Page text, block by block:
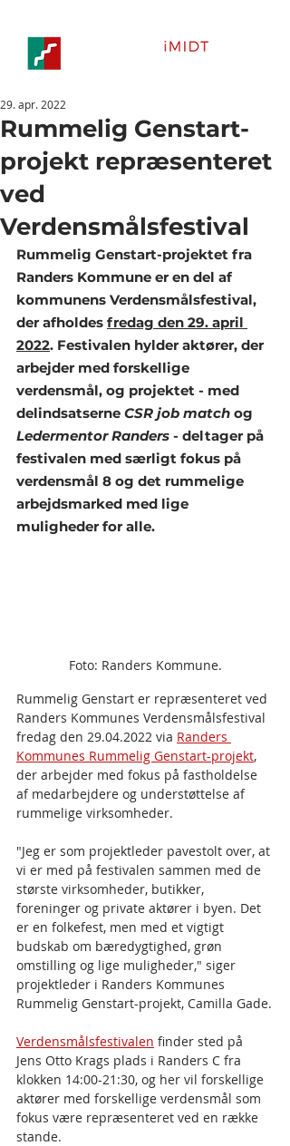
Rummelig Genstart-
projekt repræsenteret
ved
Verdensmålsfestival
29. apr. 2022
Rummelig Genstart-projektet fra
Randers Kommune er en del af
kommunens Verdensmålsfestival,
der afholdes fredag den 29. april
2022. Festivalen hylder aktører, der
arbejder med forskellige
verdensmål, og projektet - med
delindsatserne CSR job match og
Ledermentor Randers - deltager på
festivalen med særligt fokus på
verdensmål 8 og det rummelige
arbejdsmarked med lige
muligheder for alle.
Foto: Randers Kommune.
Rummelig Genstart er repræsenteret ved
Randers Kommunes Verdensmålsfestival
fredag den 29.04.2022 via Randers
Kommunes Rummelig Genstart-projekt,
der arbejder med fokus på fastholdelse
af medarbejdere og understøttelse af
rummelige virksomheder.
"Jeg er som projektleder pavestolt over, at
vi er med på festivalen sammen med de
største virksomheder, butikker,
foreninger og private aktører i byen. Det
er en folkefest, men med et vigtigt
budskab om bæredygtighed, grøn
omstilling og lige muligheder," siger
projektleder i Randers Kommunes
Rummelig Genstart-projekt, Camilla Gade.
Verdensmålsfestivalen finder sted på
Jens Otto Krags plads i Randers C fra
klokken 14:00-21:30, og her vil forskellige
aktører med forskellige verdensmål som
fokus være repræsenteret ved en række
stande.